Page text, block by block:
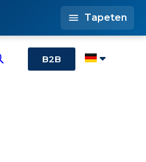
B2B
Tapeten